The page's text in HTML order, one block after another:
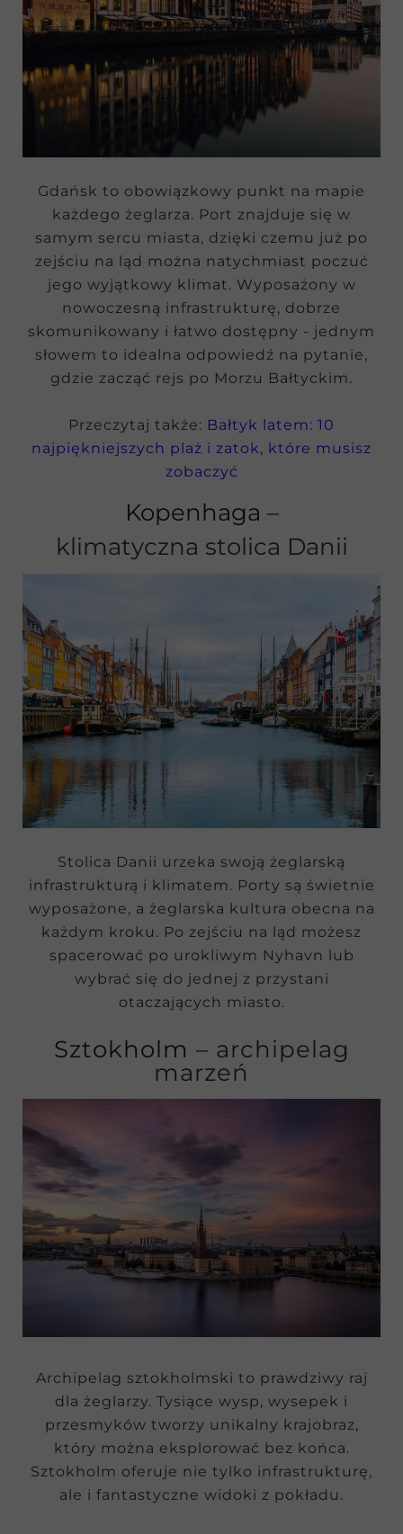
Gdańsk to obowiązkowy punkt na mapie
każdego żeglarza. Port znajduje się w
samym sercu miasta, dzięki czemu już po
zejściu na ląd można natychmiast poczuć
jego wyjątkowy klimat. Wyposażony w
nowoczesną infrastrukturę, dobrze
skomunikowany i łatwo dostępny - jednym
słowem to idealna odpowiedź na pytanie,
gdzie zacząć rejs po Morzu Bałtyckim.
Przeczytaj także: Bałtyk latem: 10
najpiękniejszych plaż i zatok, które musisz
zobaczyć
Kopenhaga –
klimatyczna stolica Danii
Stolica Danii urzeka swoją żeglarską
infrastrukturą i klimatem. Porty są świetnie
wyposażone, a żeglarska kultura obecna na
każdym kroku. Po zejściu na ląd możesz
spacerować po urokliwym Nyhavn lub
wybrać się do jednej z przystani
otaczających miasto.
Sztokholm – archipelag
marzeń
Archipelag sztokholmski to prawdziwy raj
dla żeglarzy. Tysiące wysp, wysepek i
przesmyków tworzy unikalny krajobraz,
który można eksplorować bez końca.
Sztokholm oferuje nie tylko infrastrukturę,
ale i fantastyczne widoki z pokładu.